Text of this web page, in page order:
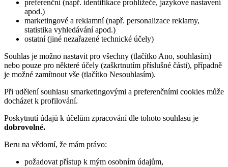
preferenční (např. identifikace prohlížeče, jazykové nastavení
apod.)
marketingové a reklamní (např. personalizace reklamy,
statistika vyhledávání apod.)
ostatní (jiné nezařazené technické účely)
Souhlas je možno nastavit pro všechny (tlačítko Ano, souhlasím)
nebo pouze pro některé účely (zaškrtnutím příslušné části), případně
je možné zamítnout vše (tlačítko Nesouhlasím).
Při udělení souhlasu smarketingovými a preferenčními cookies může
docházet k profilování.
Poskytnutí údajů k účelům zpracování dle tohoto souhlasu je
dobrovolné.
Beru na vědomí, že mám právo:
požadovat přístup k mým osobním údajům,